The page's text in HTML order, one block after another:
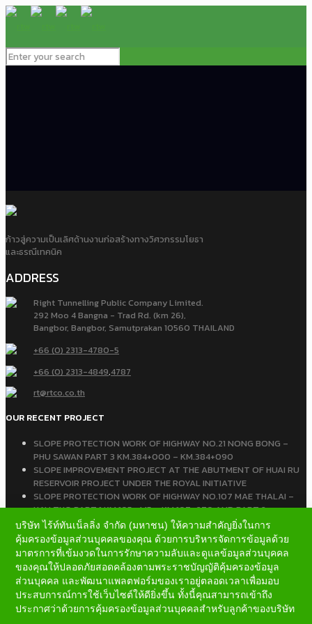
ก้าวสู่ความเป็นเลิศด้านงานก่อสร้างทางวิศวกรรมโยธา
และธรณีเทคนิค
ADDRESS
Right Tunnelling Public Company Limited.
292 Moo 4 Bangna - Trad Rd. (km 26),
Bangbor, Bangbor, Samutprakan 10560 THAILAND
+66 (0) 2313-4780-5
+66 (0) 2313-4849,4787
rt@rtco.co.th
OUR RECENT PROJECT
SLOPE PROTECTION WORK OF HIGHWAY NO.21 NONG BONG –
PHU SAWAN PART 3 KM.384+000 – KM.384+090
SLOPE IMPROVEMENT PROJECT AT THE ABUTMENT OF HUAI RU
RESERVOIR PROJECT UNDER THE ROYAL INITIATIVE
SLOPE PROTECTION WORK OF HIGHWAY NO.107 MAE THALAI –
HAU THO PART 1 KM.105+445 – KM.107+670 AND PART 2
KM.109+350 – KM.109+650
© COPYRIGHT 2013-2024 RIGHT TUNNELLING PUBLIC COMPANY LIMITED
VISITOR NO. 0 1 0 3 5 8 3
บริษัท ไร้ท์ทันเน็ลลิ่ง จำกัด (มหาชน) ให้ความสำคัญยิ่งในการ
คุ้มครองข้อมูลส่วนบุคคลของคุณ ด้วยการบริหารจัดการข้อมูลด้วย
มาตรการที่เข้มงวดในการรักษาความลับและดูแลข้อมูลส่วนบุคคล
ของคุณให้ปลอดภัยสอดคล้องตามพระราชบัญญัติคุ้มครองข้อมูล
ส่วนบุคคล และพัฒนาแพลตฟอร์มของเราอยู่ตลอดเวลาเพื่อมอบ
ประสบการณ์การใช้เว็บไซต์ให้ดียิ่งขึ้น ทั้งนี้คุณสามารถเข้าถึง
ประกาศว่าด้วยการคุ้มครองข้อมูลส่วนบุคคลสำหรับลูกค้าของบริษัท